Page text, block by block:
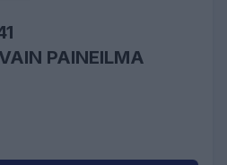
PAINEILMA